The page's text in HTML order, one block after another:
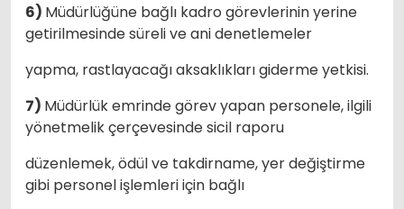
6) Müdürlüğüne bağlı kadro görevlerinin yerine
getirilmesinde süreli ve ani denetlemeler
yapma, rastlayacağı aksaklıkları giderme yetkisi.
7) Müdürlük emrinde görev yapan personele, ilgili
yönetmelik çerçevesinde sicil raporu
düzenlemek, ödül ve takdirname, yer değiştirme
gibi personel işlemleri için bağlı